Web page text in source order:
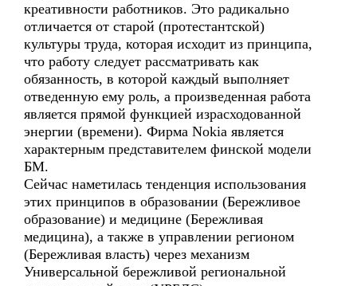
креативности работников. Это радикально
отличается от старой (протестантской)
культуры труда, которая исходит из принципа,
что работу следует рассматривать как
обязанность, в которой каждый выполняет
отведенную ему роль, а произведенная работа
является прямой функцией израсходованной
энергии (времени). Фирма Nokia является
характерным представителем финской модели
БМ.
Сейчас наметилась тенденция использования
этих принципов в образовании (Бережливое
образование) и медицине (Бережливая
медицина), а также в управлении регионом
(Бережливая власть) через механизм
Универсальной бережливой региональной